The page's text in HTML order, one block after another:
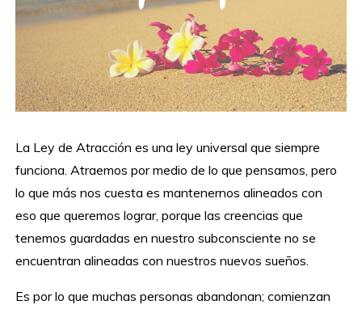
La Ley de Atracción es una ley universal que siempre
funciona. Atraemos por medio de lo que pensamos, pero
lo que más nos cuesta es mantenernos alineados con
eso que queremos lograr, porque las creencias que
tenemos guardadas en nuestro subconsciente no se
encuentran alineadas con nuestros nuevos sueños.
Es por lo que muchas personas abandonan; comienzan